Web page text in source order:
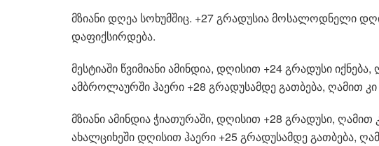
მზიანი დღეა სოხუმშიც. +27 გრადუსია მოსალოდნელი
დაფიქსირდება.
მესტიაში წვიმიანი ამინდია, დღისით +24 გრადუსი
ამბროლაურში ჰაერი +28 გრადუსამდე გათბება, ღამით
მზიანი ამინდია ჭიათურაში, დღისით +28 გრადუსი,
ახალციხეში დღისით ჰაერი +25 გრადუსამდე გათბება,